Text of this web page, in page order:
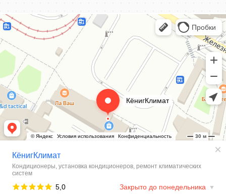
КёнигКлимат
Кондиционеры в Калининграде
Установка кондиционеров в Калининграде